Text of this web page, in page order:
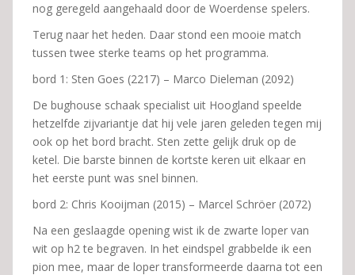
nog geregeld aangehaald door de Woerdense spelers.
Terug naar het heden. Daar stond een mooie match
tussen twee sterke teams op het programma.
bord 1: Sten Goes (2217) – Marco Dieleman (2092)
De bughouse schaak specialist uit Hoogland speelde
hetzelfde zijvariantje dat hij vele jaren geleden tegen mij
ook op het bord bracht. Sten zette gelijk druk op de
ketel. Die barste binnen de kortste keren uit elkaar en
het eerste punt was snel binnen.
bord 2: Chris Kooijman (2015) – Marcel Schröer (2072)
Na een geslaagde opening wist ik de zwarte loper van
wit op h2 te begraven. In het eindspel grabbelde ik een
pion mee, maar de loper transformeerde daarna tot een